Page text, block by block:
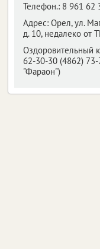
Телефон.: 8 961 62
Адрес: Орел,ул.
д. 10, недалеко от
Оздоровительный
62-30-30 (4862)
"Фараон")